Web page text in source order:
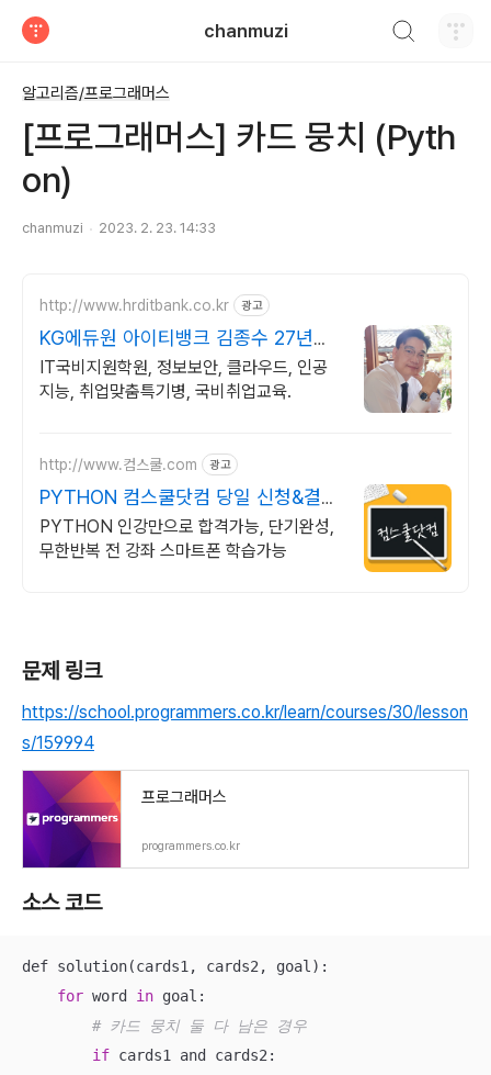
chanmuzi
알고리즘/프로그래머스
[프로그래머스] 카드 뭉치 (Pyth
on)
chanmuzi 2023. 2. 23. 14:33
http://www.hrditbank.co.kr 광고
KG에듀원 아이티뱅크 김종수 27년경
력전문가 IT취업상담
IT국비지원학원, 정보보안, 클라우드, 인공
지능, 취업맞춤특기병, 국비취업교육.
http://www.컴스쿨.com 광고
PYTHON 컴스쿨닷컴 당일 신청&결제
시 기프티콘!
PYTHON 인강만으로 합격가능, 단기완성,
무한반복 전 강좌 스마트폰 학습가능
문제 링크
https://school.programmers.co.kr/learn/courses/30/lesson
s/159994
프로그래머스
programmers.co.kr
소스 코드
def solution(cards1, cards2, goal):
for word in goal:
# 카드 뭉치 둘 다 남은 경우
if cards1 and cards2: